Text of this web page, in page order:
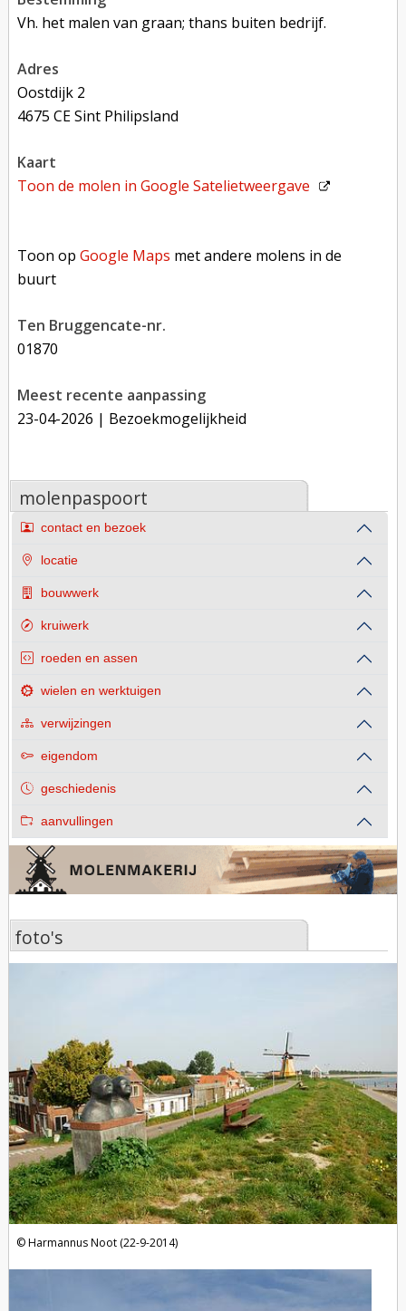
Vh. het malen van graan; thans buiten bedrijf.
adres
Oostdijk 2
4675 CE Sint Philipsland
kaart
Toon de molen inGoogle Satelietweergave
Toon opGoogle Maps met andere molens in de
buurt
Ten Bruggencate-nr.
01870
Meest recente aanpassing
23-04-2026 | Bezoekmogelijkheid
molenpaspoort
contact en bezoek
locatie
bouwwerk
kruiwerk
roeden en assen
wielen en werktuigen
verwijzingen
eigendom
geschiedenis
aanvullingen
foto's
Harmannus Noot (22-9-2014)